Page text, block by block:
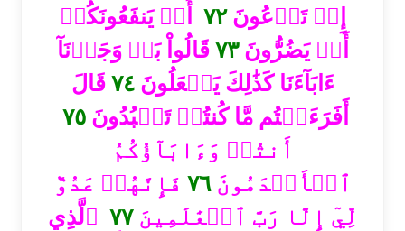
إِذۡ تَدۡعُونَ٧٢ أَوۡ يَنفَعُونَكُمۡ
أَوۡ يَضُرُّونَ٧٣ قَالُواْ بَلۡ وَجَدۡنَآ
ءَابَآءَنَا كَذَٰلِكَ يَفۡعَلُونَ٧٤ قَالَ
أَفَرَءَيۡتُم مَّا كُنتُمۡ تَعۡبُدُونَ٧٥
أَنتُمۡ وَءَابَآؤُكُمُ
ٱلۡأَقۡدَمُونَ٧٦ فَإِنَّهُمۡ عَدُوّٞ
لِّيٓ إِلَّا رَبَّ ٱلۡعَٰلَمِينَ٧٧ ٱلَّذِي